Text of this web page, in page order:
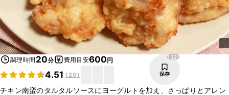
調理時間 20分 費用目安600円
4.51 (20)
1955
保存
チキン南蛮のタルタルソースにヨーグルトを加え、さっぱりとアレン